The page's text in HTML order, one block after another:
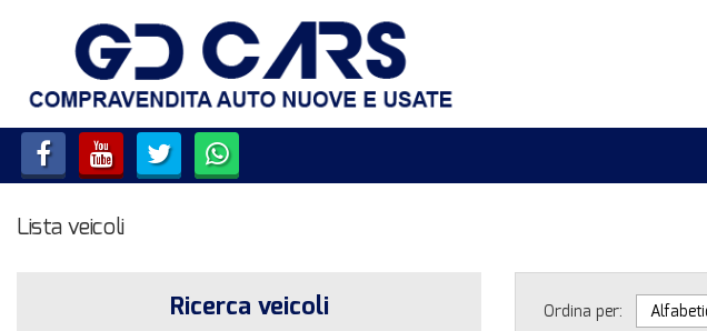
LISTA VEICOLI
SERVIZI
ACQUISTIAMO USATO E
Lista veicoli
Ricerca veicoli Ordina per: